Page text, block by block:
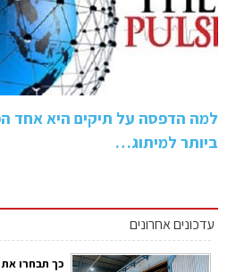
למה הדפסה על תיקים היא אחד
ביותר למיתוג…
עדכונים אחרונים
כך תבחרו